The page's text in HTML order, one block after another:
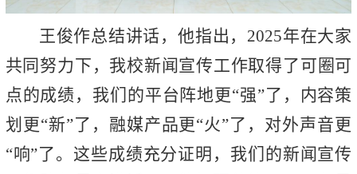
王俊作总结讲话，他指出，2025年在大家
共同努力下，我校新闻宣传工作取得了可圈可
点的成绩，我们的平台阵地更“强”了，内容策
划更“新”了，融媒产品更“火”了，对外声音更
“响”了。这些成绩充分证明，我们的新闻宣传